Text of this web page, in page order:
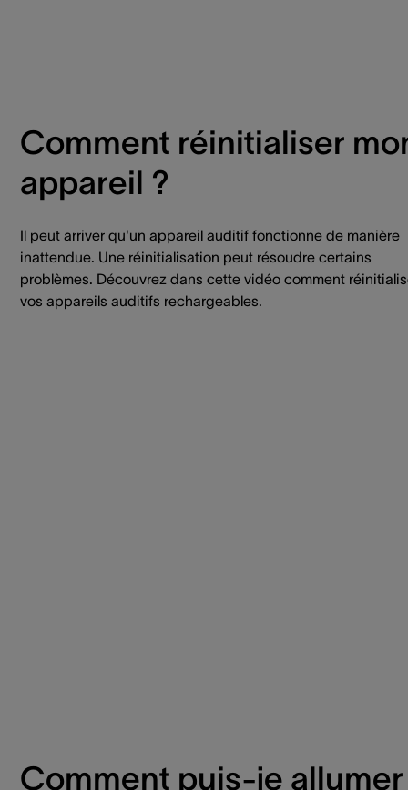
Comment réinitialiser
appareil ?
Il peut arriver qu'un appareil auditif fonctionne de manière
inattendue. Une réinitialisation peut résoudre certains
problèmes. Découvrez dans cette vidéo comment
vos appareils auditifs rechargeables.
Comment puis-je allumer